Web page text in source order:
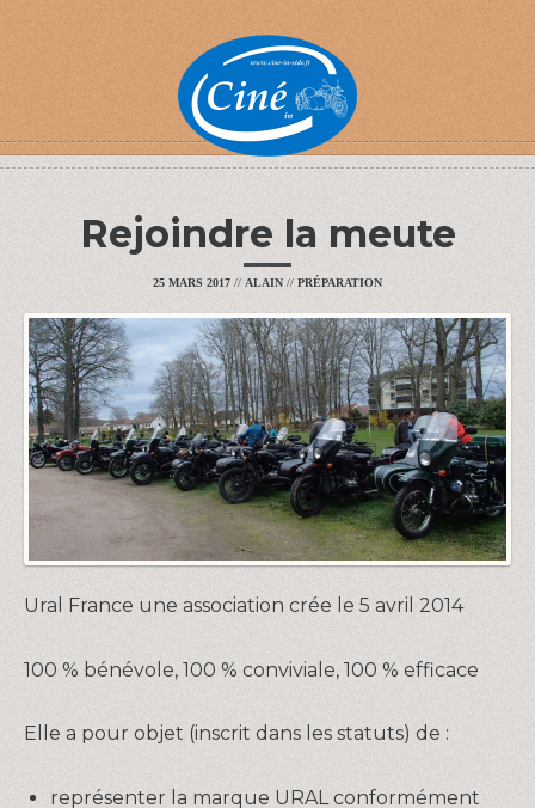
Rejoindre la meute
25 MARS 2017 // ALAIN // PRÉPARATION
Ural France une association crée le 5 avril 2014
100 % bénévole, 100 % conviviale, 100 % efficace
Elle a pour objet (inscrit dans les statuts) de :
représenter la marque URAL conformément